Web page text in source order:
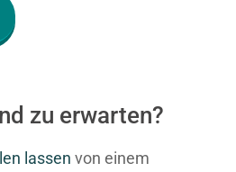
zu erwarten?
lassen von einem